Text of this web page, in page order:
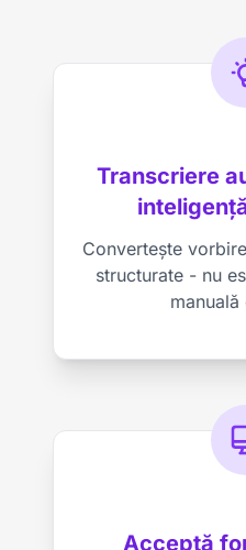
Transcriere
Convertește
structurate - nu
Acceptă